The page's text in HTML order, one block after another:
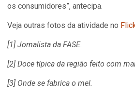
os consumidores”, antecipa.
Veja outras fotos da atividade no
[1] Jornalista da FASE.
[2] Doce típica da região feito com
[3] Onde se fabrica o mel.